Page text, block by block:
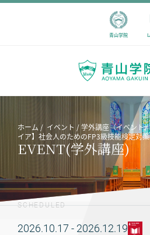
青山学院
ホーム イベント 学外講座（イベント
イア】社会人のためのFP3級技能検定対
EVENT(学外講座)
SCHEDULED
2026.10.17 - 2026.12.19